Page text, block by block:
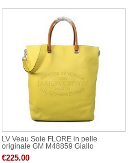
LV Veau Soie FLORE in pelle
originale GM M48859 Giallo
€225.00